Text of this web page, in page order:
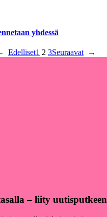
yhdessä
Edelliset1 2 3Seuraavat →
– liity uutisputkeen